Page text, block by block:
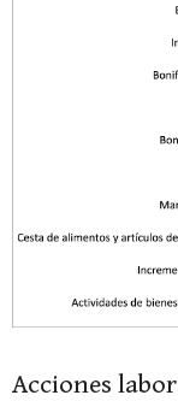
Acciones